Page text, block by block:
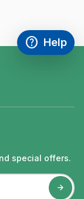
help
Access
Help
,This link
special offers.